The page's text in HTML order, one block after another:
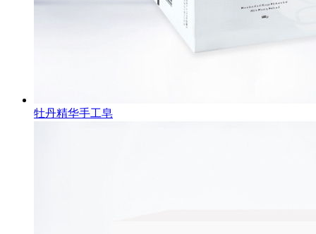
牡丹精华手工皂